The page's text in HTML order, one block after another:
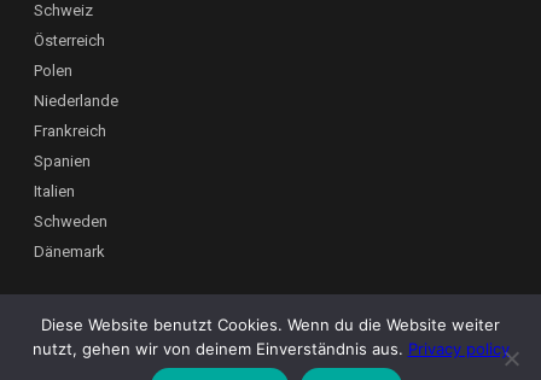
Schweiz
Österreich
Polen
Niederlande
Frankreich
Spanien
Italien
Schweden
Dänemark
Kraftmann Umzüge – Ihr professioneller Umzugspartner in Berlin,
Diese Website benutzt Cookies. Wenn du die Website weiter
nutzt, gehen wir von deinem Einverständnis aus. Privacy policy